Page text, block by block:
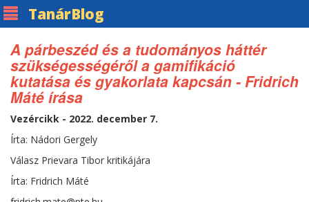
TanárBlog
A párbeszéd és a tudományos háttér
szükségességéről a gamifikáció
kutatása és gyakorlata kapcsán - Fridrich
Máté írása
Vezércikk - 2022. december 7.
Írta: Nádori Gergely
Válasz Prievara Tibor kritikájára
Írta: Fridrich Máté